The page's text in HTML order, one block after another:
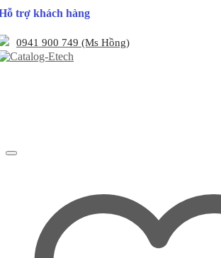
trợ khách hàng
0941 900 749 (Ms Hồng)